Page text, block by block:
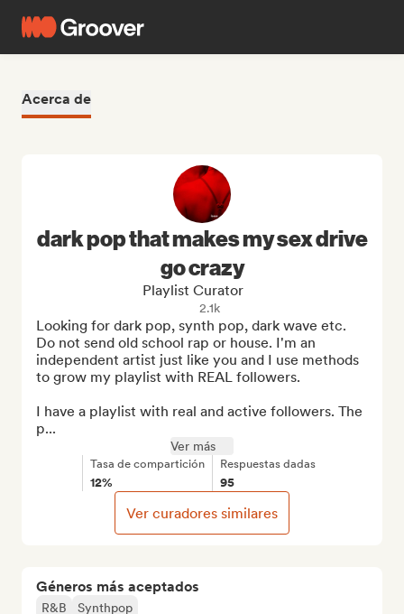
Acerca de
Géneros más aceptados
R&B Synthpop
dark pop that makes my sex drive
go crazy
Playlist Curator
2.1k
Looking for dark pop, synth pop, dark wave etc.
Do not send old school rap or house. I'm an
independent artist just like you and I use methods
to grow my playlist with REAL followers.
I have a playlist with real and active followers. The
p...
Ver más
Tasa de compartición
12%
Respuestas dadas
95
Ver curadores similares